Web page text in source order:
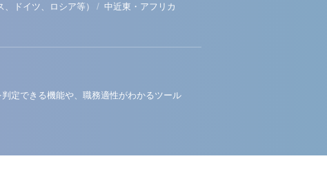
ドイツ、ロシア等） / 中近東・アフリカ
定できる機能や、職務適性がわかるツール